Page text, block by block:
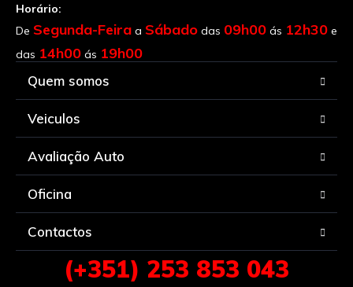
Horário:
De Segunda-Feira a Sábado das 09h00 ás 12h30 e
das 14h00 ás 19h00
Quem somos
Veiculos
Avaliação Auto
Oficina
Contactos
(+351) 253 853 043